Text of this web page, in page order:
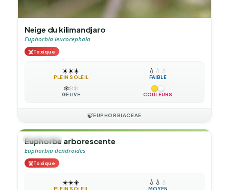
Neige du kilimandjaro
Euphorbia leucocephala
☠️Toxique
☀️☀️☀️
PLEIN SOLEIL
💧 💧 💧
FAIBLE
❄️❄️❄️
GÉLIVE COULEURS
🍃EUPHORBIACEAE
🌲ARBUSTE
Euphorbe arborescente
Euphorbia dendroïdes
☠️Toxique
☀️☀️☀️ 💧 💧 💧